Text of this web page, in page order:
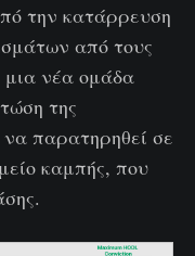
την κατάρρευση
από τους
μια νέα ομάδα
της
παρατηρηθεί σε
καμπής, που